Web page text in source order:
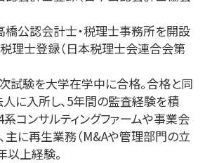
橋公認会計士・税理士事務所を開設
理士登録（日本税理士会連合会第
試験を大学在学中に合格。合格と同
に入所し、5年間の監査経験を積
系コンサルティングファームや事業会
主に再生業務（M&Aや管理部門の立
以上経験。